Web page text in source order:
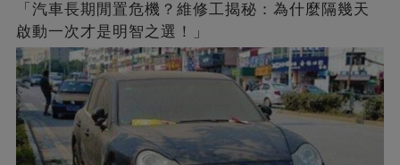
「汽車長期閒置危機？維修工揭秘：為什麼隔幾天
啟動一次才是明智之選！」